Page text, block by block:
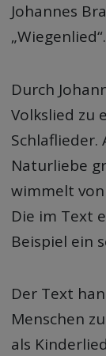
Johannes
„Wiegenlied“.
Durch
Volkslied zu
Schlaflieder.
Naturliebe
wimmelt
Die im Text
Beispiel ein
Der Text
Menschen
als